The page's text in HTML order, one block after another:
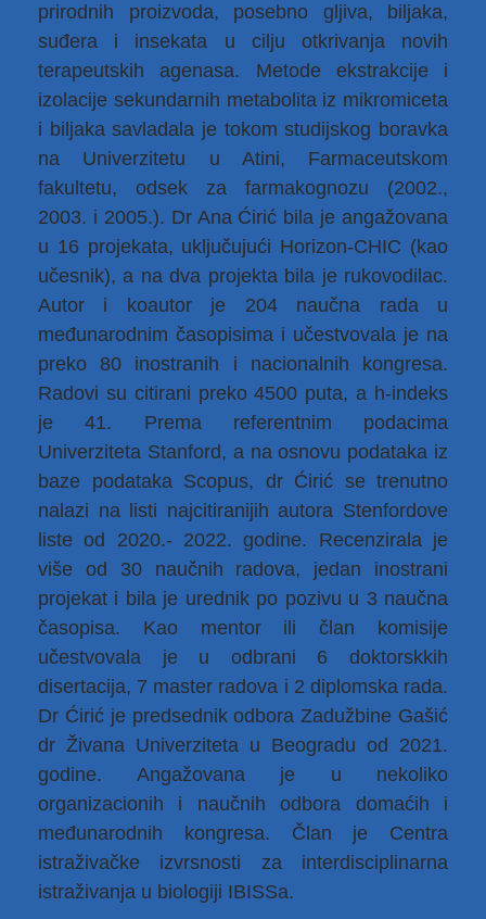
prirodnih proizvoda, posebno gljiva, biljaka,
suđera i insekata u cilju otkrivanja novih
terapeutskih agenasa. Metode ekstrakcije i
izolacije sekundarnih metabolita iz mikromiceta
i biljaka savladala je tokom studijskog boravka
na Univerzitetu u Atini, Farmaceutskom
fakultetu, odsek za farmakognozu (2002.,
2003. i 2005.). Dr Ana Ćirić bila je angažovana
u 16 projekata, uključujući Horizon-CHIC (kao
učesnik), a na dva projekta bila je rukovodilac.
Autor i koautor je 204 naučna rada u
međunarodnim časopisima i učestvovala je na
preko 80 inostranih i nacionalnih kongresa.
Radovi su citirani preko 4500 puta, a h-indeks
je 41. Prema referentnim podacima
Univerziteta Stanford, a na osnovu podataka iz
baze podataka Scopus, dr Ćirić se trenutno
nalazi na listi najcitiranijih autora Stenfordove
liste od 2020.- 2022. godine. Recenzirala je
više od 30 naučnih radova, jedan inostrani
projekat i bila je urednik po pozivu u 3 naučna
časopisa. Kao mentor ili član komisije
učestvovala je u odbrani 6 doktorskkih
disertacija, 7 master radova i 2 diplomska rada.
Dr Ćirić je predsednik odbora Zadužbine Gašić
dr Živana Univerziteta u Beogradu od 2021.
godine. Angažovana je u nekoliko
organizacionih i naučnih odbora domaćih i
međunarodnih kongresa. Član je Centra
istraživačke izvrsnosti za interdisciplinarna
istraživanja u biologiji IBISSa.